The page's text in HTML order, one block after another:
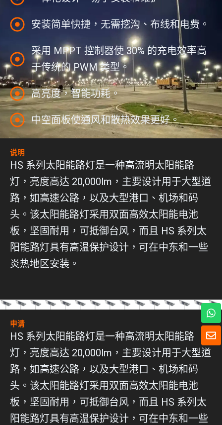
安装简单快捷，无需挖沟、布线和电费。
采用 MPPT 控制器使 30% 的充电效率高
于传统的 PWM 类型。
高亮度，智能功耗。
中空面板使通风和散热效果更好。
说明
HS 系列太阳能路灯是一种高流明太阳能路
灯，亮度高达 20,000lm，主要设计用于大型道
路，如高速公路，以及大型港口、机场和码
头。该太阳能路灯采用双面高效太阳能电池
板，坚固耐用，可抵御台风，而且 HS 系列太
阳能路灯具有高温保护设计，可在中东和一些
炎热地区安装。
申请
HS 系列太阳能路灯是一种高流明太阳能路
灯，亮度高达 20,000lm，主要设计用于大型道
路，如高速公路，以及大型港口、机场和码
头。该太阳能路灯采用双面高效太阳能电池
板，坚固耐用，可抵御台风，而且 HS 系列太
阳能路灯具有高温保护设计，可在中东和一些
信
封
W
h
a
t
s
A